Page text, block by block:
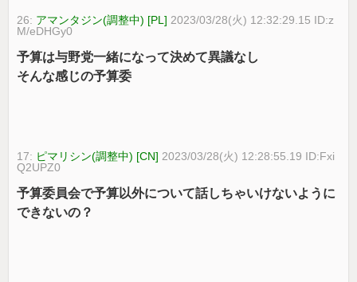
26: アマンタジン(調整中) [PL] 2023/03/28(火) 12:32:29.15 ID:z
M/eDHGy0
予算は与野党一緒になって決めて異議なし
そんな感じの予算委
17: ピマリシン(調整中) [CN] 2023/03/28(火) 12:28:55.19 ID:Fxi
Q2UPZ0
予算委員会で予算以外について話しちゃいけないように
できないの？